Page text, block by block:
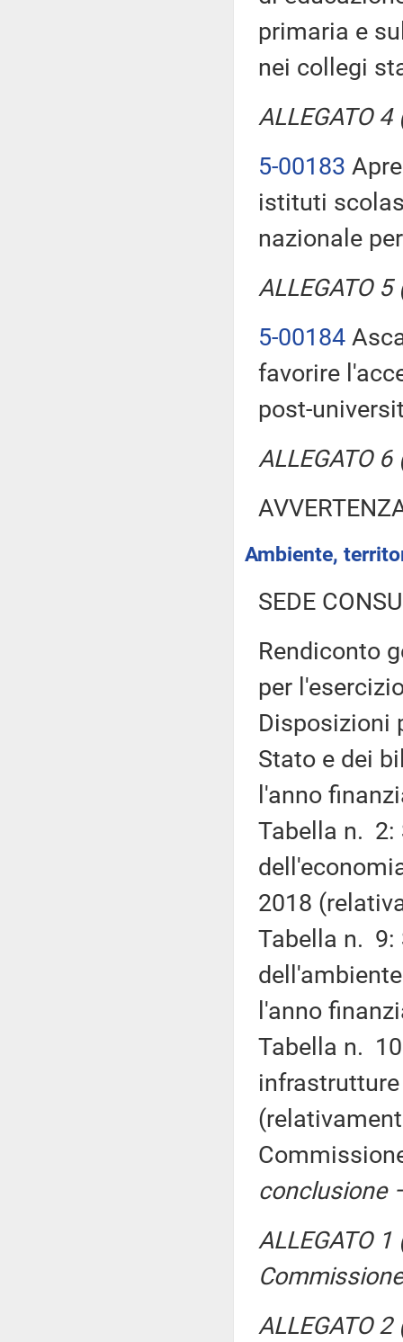
primaria e
nei collegi
ALLEGATO
5-00183
istituti
nazionale
ALLEGATO
5-00184
favorire
post-
ALLEGATO
Ambiente,
SEDE
Rendiconto
per
Disposizioni
Stato e dei
l'anno
Tabella n. 2:
2018
Tabella n. 9:
l'anno
Tabella n.
conclusione
ALLEGATO
ALLEGATO